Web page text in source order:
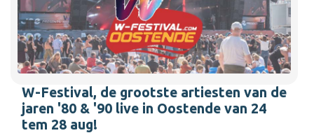
W-Festival, de grootste artiesten van de
jaren '80 & '90 live in Oostende van 24
tem 28 aug!